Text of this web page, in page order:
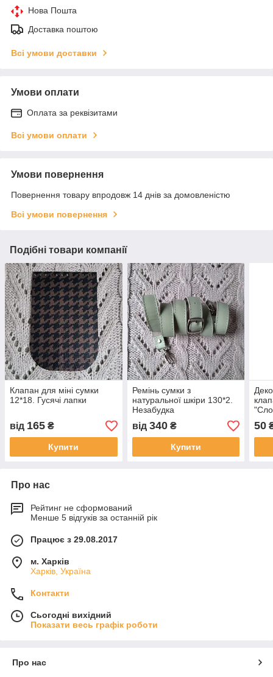
Нова Пошта
Доставка поштою
Всі умови доставки
Умови оплати
Оплата за реквізитами
Всі умови оплати
Умови повернення
Повернення товару впродовж 14 днів за домовленістю
Всі умови повернення
Подібні товари компанії
Клапан для міні сумки
12*18. Гусячі лапки
від 165 ₴
Купити
Ремінь сумки з
натуральної шкіри 130*2.
Незабудка
від 340₴
Купити
50
Про нас
Рейтинг не сформований
Менше 5 відгуків за останній рік
Працює з 29.08.2017
м. Харків
Харків, Україна
Контакти
Сьогодні вихідний
Показати весь графік роботи
Про нас